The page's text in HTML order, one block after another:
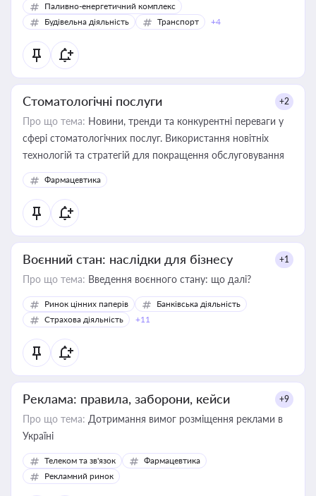
Паливно-енергетичний комплекс
Будівельна діяльність
Транспорт +4
Стоматологічні послуги +2
Про що тема: Новини, тренди та конкурентні переваги у
сфері стоматологічних послуг. Використання новітніх
технологій та стратегій для покращення обслуговування
Фармацевтика
Воєнний стан: наслідки для бізнесу +1
Про що тема: Введення воєнного стану: що далі?
Ринок цінних паперів
Банківська діяльність
Страхова діяльність
+11
Реклама: правила, заборони, кейси +9
Про що тема: Дотримання вимог розміщення реклами в
Україні
Телеком та зв'язок
Фармацевтика
Рекламний ринок